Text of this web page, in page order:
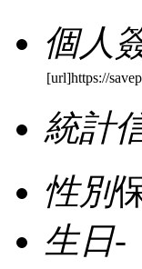
個人
[url]https://
統計
性別
生日-